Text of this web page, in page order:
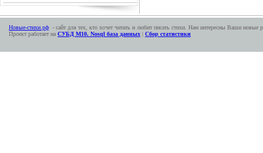
Новые-стихи.рф - сайт для тех, кто хочет читать и любит писать стихи. Нам интересны Ваши новые
Проект работает на СУБД М10. Nosql база данных | Сбор статистики